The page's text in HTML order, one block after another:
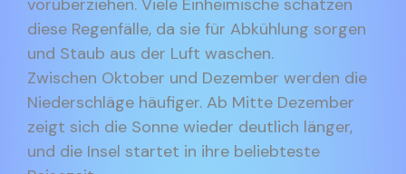
vorüberziehen. Viele Einheimische schätzen
diese Regenfälle, da sie für Abkühlung sorgen
und Staub aus der Luft waschen.
Zwischen Oktober und Dezember werden die
Niederschläge häufiger. Ab Mitte Dezember
zeigt sich die Sonne wieder deutlich länger,
und die Insel startet in ihre beliebteste